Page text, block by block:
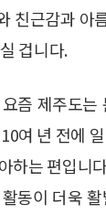
친근감과
겁니다.
즘 제주도
여 년 전에
하는 편입니
동이 더욱